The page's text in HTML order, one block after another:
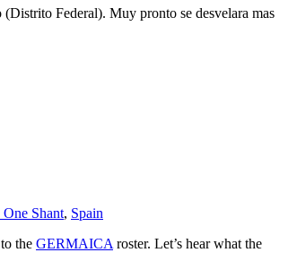
Federal). Muy pronto se desvelara mas
One Shant, Spain
the GERMAICA roster. Let’s hear what the